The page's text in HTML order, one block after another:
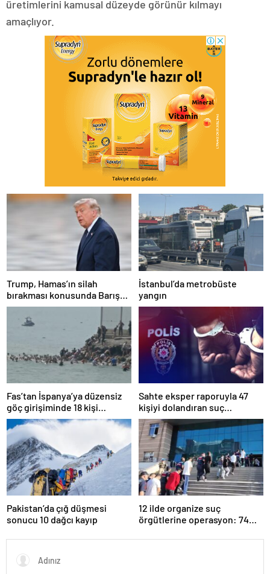
üretimlerini kamusal düzeyde görünür kılmayı
amaçlıyor.
Trump, Hamas’ın silah
bırakması konusunda Barış
Kurulu’nun anlaşmaya
vardığını açıkladı
İstanbul’da metrobüste
yangın
Fas’tan İspanya’ya düzensiz
göç girişiminde 18 kişi
hayatını kaybetti
Sahte eksper raporuyla 47
kişiyi dolandıran suç
örgütüne operasyon
Pakistan’da çığ düşmesi
sonucu 10 dağcı kayıp
12 ilde organize suç
örgütlerine operasyon: 74